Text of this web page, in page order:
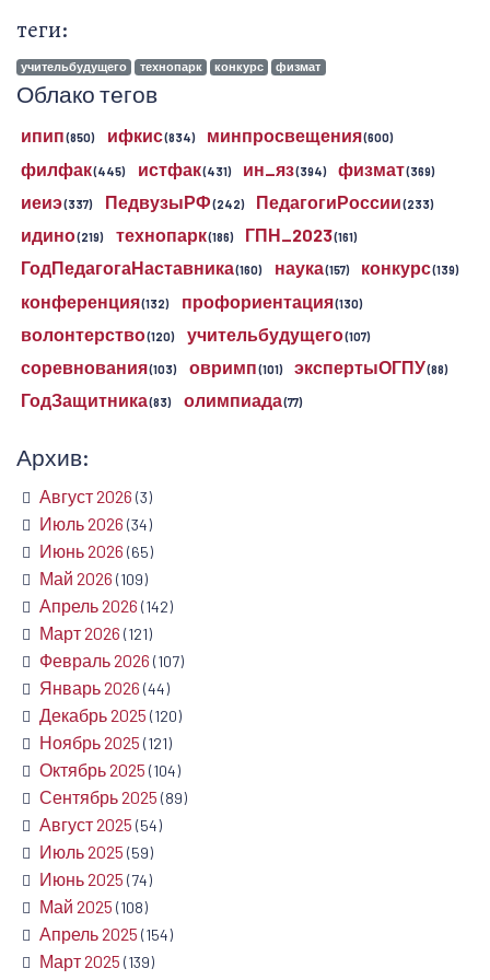
теги:
учительбудущего технопарк конкурс физмат
Облако тегов
ипип(850) ифкис(834) минпросвещения(600)
филфак(445) истфак(431) ин_яз(394) физмат(369)
иеиэ(337) ПедвузыРФ(242) ПедагогиРоссии(233)
идино(219) технопарк(186) ГПН_2023(161)
ГодПедагогаНаставника(160) наука(157) конкурс(139)
конференция(132) профориентация(130)
волонтерство(120) учительбудущего(107)
соревнования(103) овримп(101) экспертыОГПУ(88)
ГодЗащитника(83) олимпиада(77)
Архив:
Август 2026 (3)
Июль 2026 (34)
Июнь 2026 (65)
Май 2026 (109)
Апрель 2026 (142)
Март 2026 (121)
Февраль 2026 (107)
Январь 2026 (44)
Декабрь 2025 (120)
Ноябрь 2025 (121)
Октябрь 2025 (104)
Сентябрь 2025 (89)
Август 2025 (54)
Июль 2025 (59)
Июнь 2025 (74)
Май 2025 (108)
Апрель 2025 (154)
Март 2025 (139)